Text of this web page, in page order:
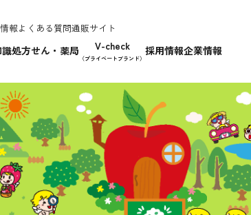
報よくある質問通販サイト
識処方せん・薬局 V-check
（プライベートブランド）
採用情報企業情報